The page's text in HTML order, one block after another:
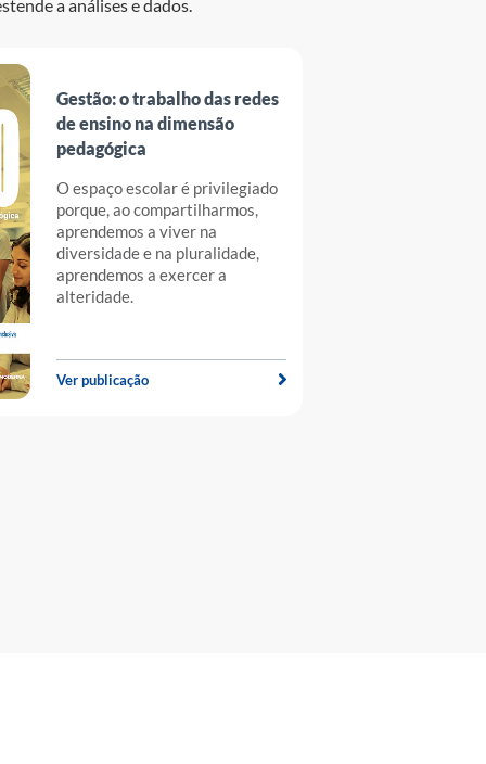
a análises e dados.
Gestão: o trabalho das redes
de ensino na dimensão
pedagógica
O espaço escolar é privilegiado
porque, ao compartilharmos,
aprendemos a viver na
diversidade e na pluralidade,
aprendemos a exercer a
alteridade.
Ver publicação